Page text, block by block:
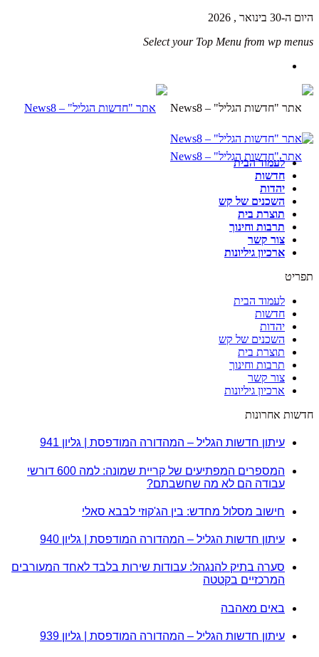
היום ה-30 בינואר , 2026
Select your Top Menu from wp menus
לעמוד הבית
חדשות
יהדות
השכנים של קש
תוצרת בית
תרבות וחינוך
צור קשר
ארכיון גיליונות
תפריט
לעמוד הבית
חדשות
יהדות
השכנים של קש
תוצרת בית
תרבות וחינוך
צור קשר
ארכיון גיליונות
חדשות אחרונות
עיתון חדשות הגליל – המהדורה המודפסת | גליון 941
המספרים המפתיעים של קריית שמונה: למה 600 דורשי
עבודה הם לא מה שחשבתם?
חישוב מסלול מחדש: בין הג'קוזי לבבא סאלי
עיתון חדשות הגליל – המהדורה המודפסת | גליון 940
סערה בתיק להנגהל: עבודות שירות בלבד לאחד המעורבים
המרכזיים בקטטה
באים מאהבה
עיתון חדשות הגליל – המהדורה המודפסת | גליון 939